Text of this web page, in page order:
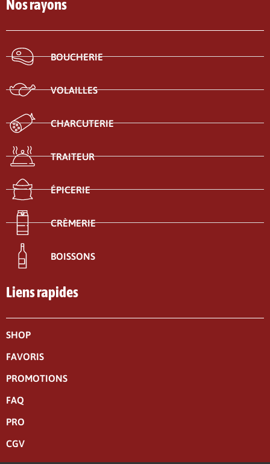
Nos rayons
BOUCHERIE
VOLAILLES
CHARCUTERIE
TRAITEUR
ÉPICERIE
CRÈMERIE
BOISSONS
Liens rapides
SHOP
FAVORIS
PROMOTIONS
FAQ
PRO
CGV